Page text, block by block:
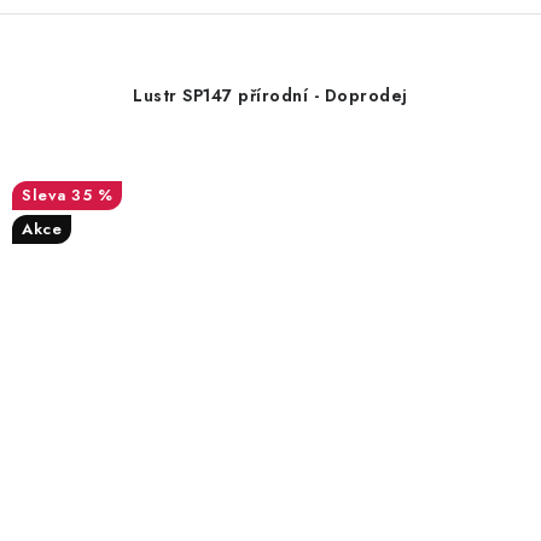
Lustr SP147 přírodní - Doprodej
35 %
Akce